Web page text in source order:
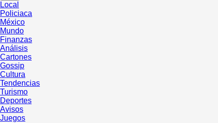
Local
Policiaca
México
Mundo
Finanzas
Análisis
Cartones
Gossip
Cultura
Tendencias
Turismo
Deportes
Avisos
Juegos